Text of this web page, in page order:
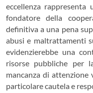
eccellenza
fondatore della
definitiva a una pena
abusi e maltrattamenti
evidenzierebbe una
risorse pubbliche per
mancanza di
particolare cautela e